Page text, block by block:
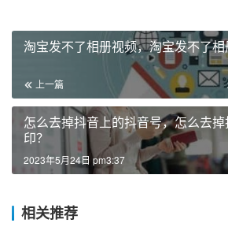
淘宝发不了相册视频，淘宝发不了相
上一篇
怎么去掉抖音上的抖音号，怎么去
印？
2023年5月24日 pm3:37
相关推荐